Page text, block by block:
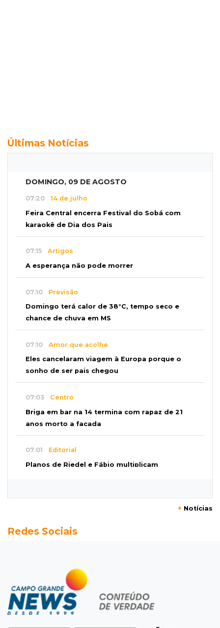
Últimas Notícias
DOMINGO, 09 DE AGOSTO
07:20 14 de julho
Feira Central encerra Festival do Sobá com
karaokê de Dia dos Pais
07:15 Artigos
A esperança não pode morrer
07:10 Previsão
Domingo terá calor de 38°C, tempo seco e
chance de chuva em MS
07:10 Amor que acolhe
Eles cancelaram viagem à Europa porque o
sonho de ser pais chegou
07:03 Centro
Briga em bar na 14 termina com rapaz de 21
anos morto a facada
07:01 Editorial
Planos de Riedel e Fábio multiplicam
homenagem aos pais
Resumão
Fluminense segura Botafogo no clássico e
Coritiba bate a Chapecoense
+ Notícias
Redes Sociais